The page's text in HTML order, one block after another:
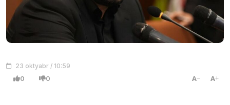
23 oktyabr / 10:59
0 0 A A